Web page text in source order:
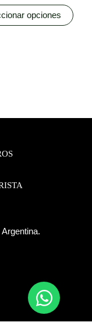
opciones